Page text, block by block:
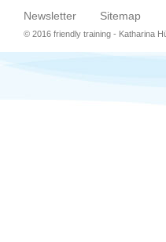
Newsletter Sitemap
© 2016 friendly training - Katharina